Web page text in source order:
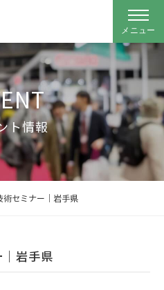
ト情報
術セミナー｜岩手県
岩手県